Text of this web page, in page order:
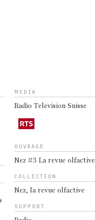
MEDIA
Radio Television Suisse
OUVRAGE
Nez #3 La revue olfactive
COLLECTION
Nez, la revue olfactive
SUPPORT